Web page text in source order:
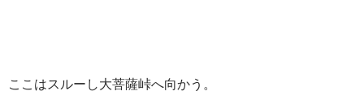
ここはスルーし大菩薩峠へ向かう。